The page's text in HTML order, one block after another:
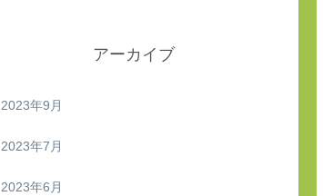
アーカイブ
2023年9月
2023年7月
2023年6月